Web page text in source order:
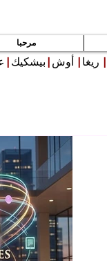
مرحبا
ريغا أوش بيشكيك